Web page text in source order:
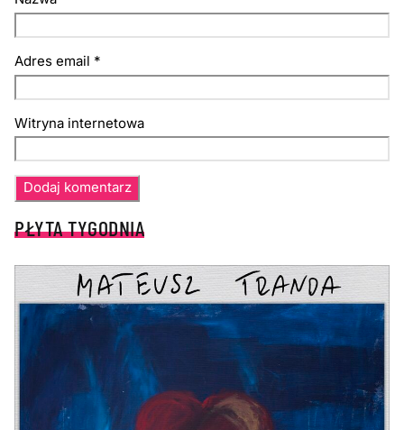
Adres email *
Witryna internetowa
PŁYTA TYGODNIA